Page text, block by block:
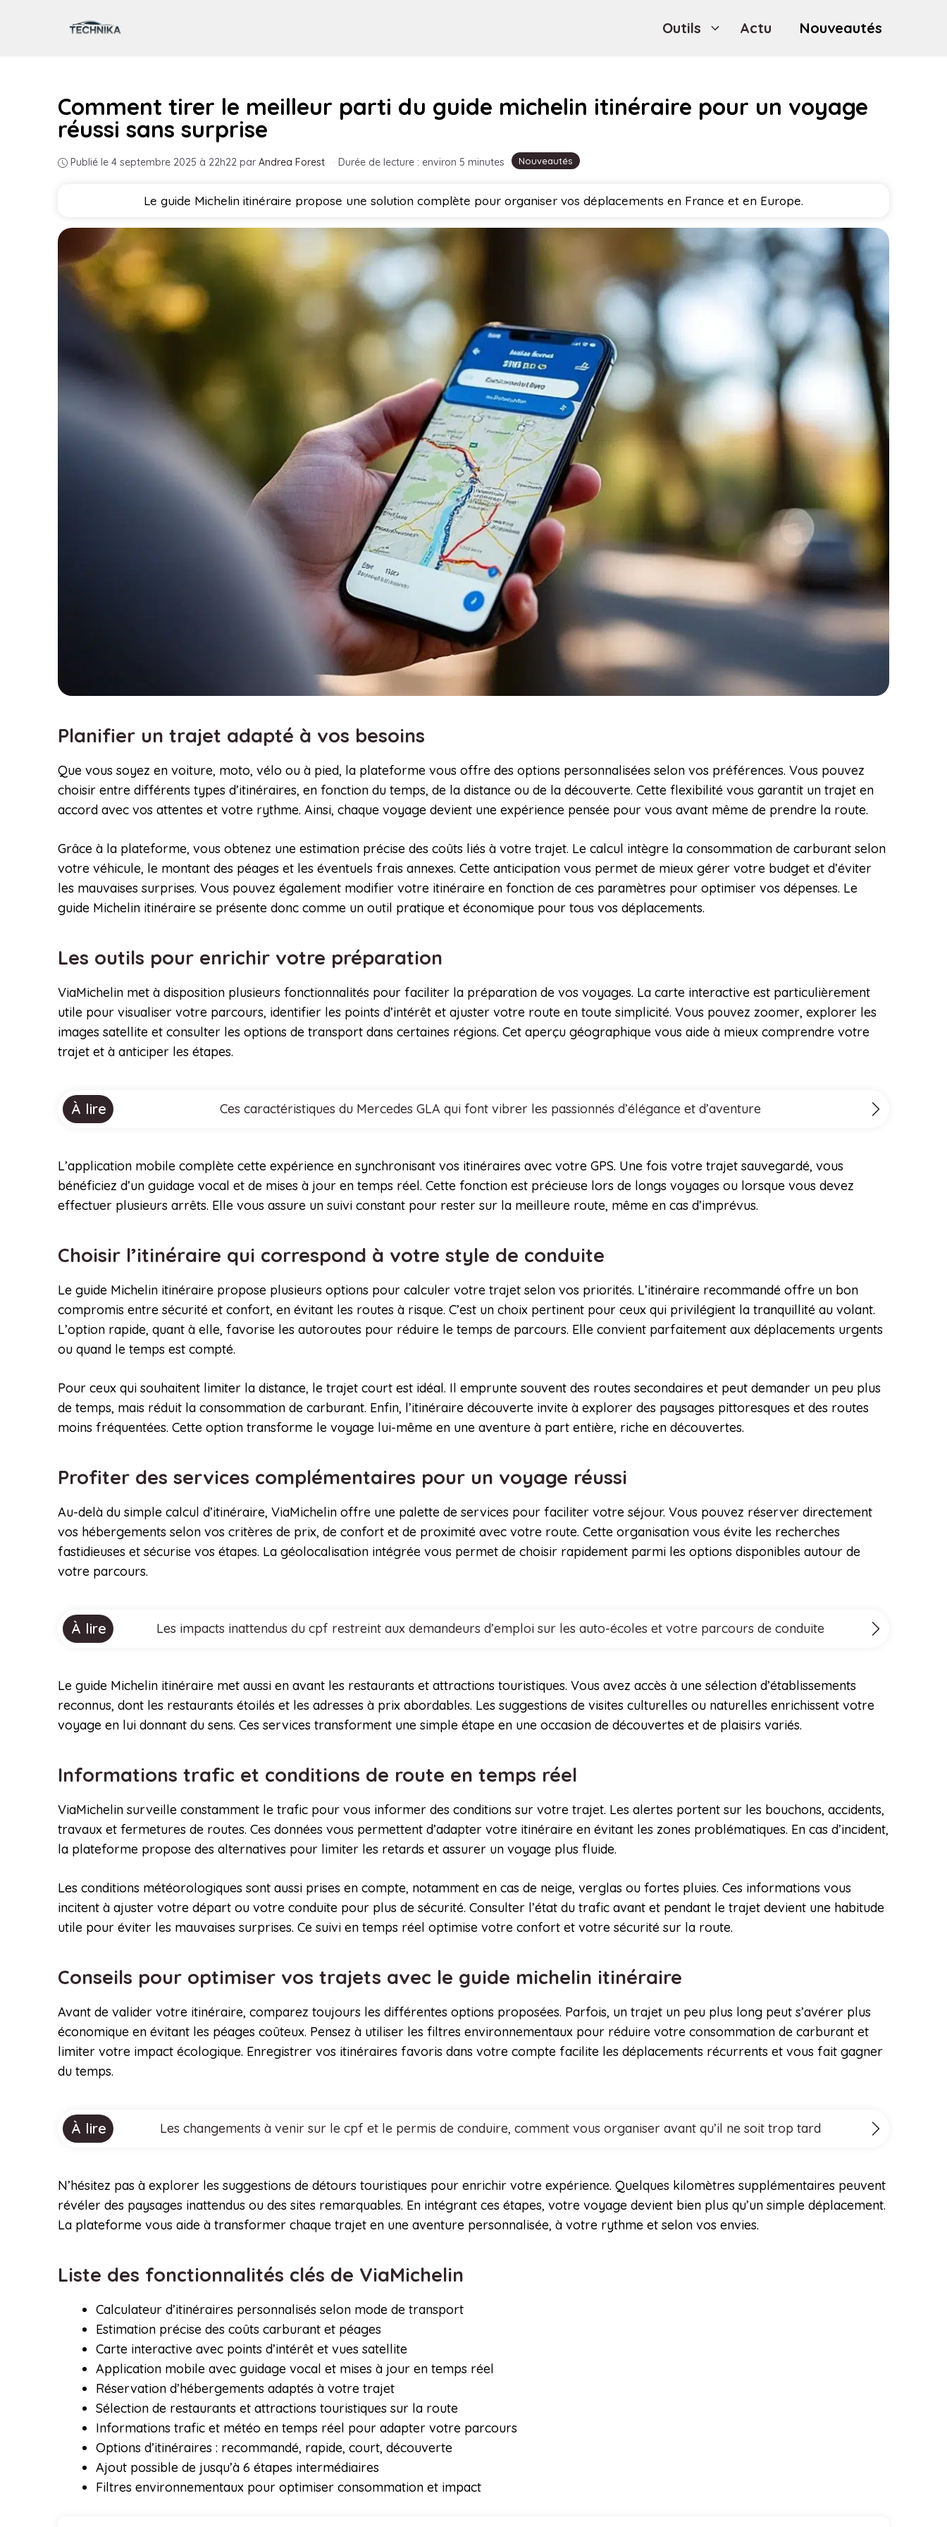
Outils Actu Nouveautés
Nouveautés
Comment tirer le meilleur parti du guide michelin itinéraire pour un voyage
réussi sans surprise
Publié le 4 septembre 2025 à 22h22 par Andrea Forest · Durée de lecture : environ 5 minutes
Le guide Michelin itinéraire propose une solution complète pour organiser vos déplacements en France et en Europe.
Planifier un trajet adapté à vos besoins
Que vous soyez en voiture, moto, vélo ou à pied, la plateforme vous offre des options personnalisées selon vos préférences. Vous pouvez
choisir entre différents types d’itinéraires, en fonction du temps, de la distance ou de la découverte. Cette flexibilité vous garantit un trajet en
accord avec vos attentes et votre rythme. Ainsi, chaque voyage devient une expérience pensée pour vous avant même de prendre la route.
Grâce à la plateforme, vous obtenez une estimation précise des coûts liés à votre trajet. Le calcul intègre la consommation de carburant selon
votre véhicule, le montant des péages et les éventuels frais annexes. Cette anticipation vous permet de mieux gérer votre budget et d’éviter
les mauvaises surprises. Vous pouvez également modifier votre itinéraire en fonction de ces paramètres pour optimiser vos dépenses. Le
guide Michelin itinéraire se présente donc comme un outil pratique et économique pour tous vos déplacements.
Les outils pour enrichir votre préparation
ViaMichelin met à disposition plusieurs fonctionnalités pour faciliter la préparation de vos voyages. La carte interactive est particulièrement
utile pour visualiser votre parcours, identifier les points d’intérêt et ajuster votre route en toute simplicité. Vous pouvez zoomer, explorer les
images satellite et consulter les options de transport dans certaines régions. Cet aperçu géographique vous aide à mieux comprendre votre
trajet et à anticiper les étapes.
À lire Ces caractéristiques du Mercedes GLA qui font vibrer les passionnés d’élégance et d’aventure
L’application mobile complète cette expérience en synchronisant vos itinéraires avec votre GPS. Une fois votre trajet sauvegardé, vous
bénéficiez d’un guidage vocal et de mises à jour en temps réel. Cette fonction est précieuse lors de longs voyages ou lorsque vous devez
effectuer plusieurs arrêts. Elle vous assure un suivi constant pour rester sur la meilleure route, même en cas d’imprévus.
Choisir l’itinéraire qui correspond à votre style de conduite
Le guide Michelin itinéraire propose plusieurs options pour calculer votre trajet selon vos priorités. L’itinéraire recommandé offre un bon
compromis entre sécurité et confort, en évitant les routes à risque. C’est un choix pertinent pour ceux qui privilégient la tranquillité au volant.
L’option rapide, quant à elle, favorise les autoroutes pour réduire le temps de parcours. Elle convient parfaitement aux déplacements urgents
ou quand le temps est compté.
Pour ceux qui souhaitent limiter la distance, le trajet court est idéal. Il emprunte souvent des routes secondaires et peut demander un peu plus
de temps, mais réduit la consommation de carburant. Enfin, l’itinéraire découverte invite à explorer des paysages pittoresques et des routes
moins fréquentées. Cette option transforme le voyage lui-même en une aventure à part entière, riche en découvertes.
Profiter des services complémentaires pour un voyage réussi
Au-delà du simple calcul d’itinéraire, ViaMichelin offre une palette de services pour faciliter votre séjour. Vous pouvez réserver directement
vos hébergements selon vos critères de prix, de confort et de proximité avec votre route. Cette organisation vous évite les recherches
fastidieuses et sécurise vos étapes. La géolocalisation intégrée vous permet de choisir rapidement parmi les options disponibles autour de
votre parcours.
À lire Les impacts inattendus du cpf restreint aux demandeurs d’emploi sur les auto-écoles et votre parcours de conduite
Le guide Michelin itinéraire met aussi en avant les restaurants et attractions touristiques. Vous avez accès à une sélection d’établissements
reconnus, dont les restaurants étoilés et les adresses à prix abordables. Les suggestions de visites culturelles ou naturelles enrichissent votre
voyage en lui donnant du sens. Ces services transforment une simple étape en une occasion de découvertes et de plaisirs variés.
Informations trafic et conditions de route en temps réel
ViaMichelin surveille constamment le trafic pour vous informer des conditions sur votre trajet. Les alertes portent sur les bouchons, accidents,
travaux et fermetures de routes. Ces données vous permettent d’adapter votre itinéraire en évitant les zones problématiques. En cas d’incident,
la plateforme propose des alternatives pour limiter les retards et assurer un voyage plus fluide.
Les conditions météorologiques sont aussi prises en compte, notamment en cas de neige, verglas ou fortes pluies. Ces informations vous
incitent à ajuster votre départ ou votre conduite pour plus de sécurité. Consulter l’état du trafic avant et pendant le trajet devient une habitude
utile pour éviter les mauvaises surprises. Ce suivi en temps réel optimise votre confort et votre sécurité sur la route.
Conseils pour optimiser vos trajets avec le guide michelin itinéraire
Avant de valider votre itinéraire, comparez toujours les différentes options proposées. Parfois, un trajet un peu plus long peut s’avérer plus
économique en évitant les péages coûteux. Pensez à utiliser les filtres environnementaux pour réduire votre consommation de carburant et
limiter votre impact écologique. Enregistrer vos itinéraires favoris dans votre compte facilite les déplacements récurrents et vous fait gagner
du temps.
À lire Les changements à venir sur le cpf et le permis de conduire, comment vous organiser avant qu’il ne soit trop tard
N’hésitez pas à explorer les suggestions de détours touristiques pour enrichir votre expérience. Quelques kilomètres supplémentaires peuvent
révéler des paysages inattendus ou des sites remarquables. En intégrant ces étapes, votre voyage devient bien plus qu’un simple déplacement.
La plateforme vous aide à transformer chaque trajet en une aventure personnalisée, à votre rythme et selon vos envies.
Liste des fonctionnalités clés de ViaMichelin
Calculateur d’itinéraires personnalisés selon mode de transport
Estimation précise des coûts carburant et péages
Carte interactive avec points d’intérêt et vues satellite
Application mobile avec guidage vocal et mises à jour en temps réel
Réservation d’hébergements adaptés à votre trajet
Sélection de restaurants et attractions touristiques sur la route
Informations trafic et météo en temps réel pour adapter votre parcours
Options d’itinéraires : recommandé, rapide, court, découverte
Ajout possible de jusqu’à 6 étapes intermédiaires
Filtres environnementaux pour optimiser consommation et impact